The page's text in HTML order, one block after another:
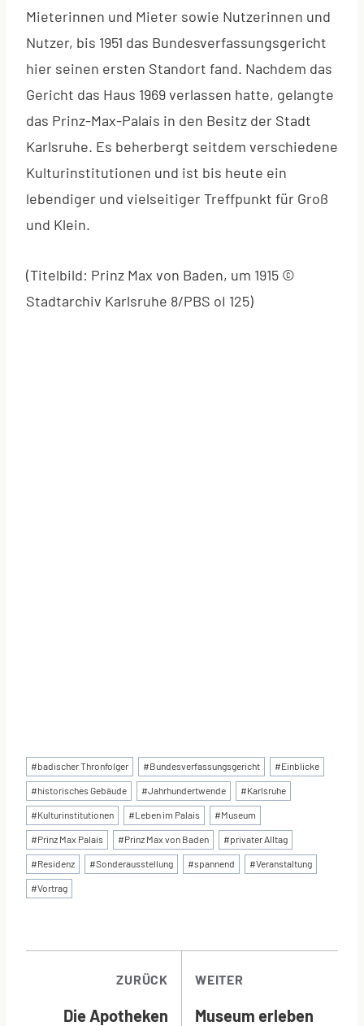
Mieterinnen und Mieter sowie Nutzerinnen und
Nutzer, bis 1951 das Bundesverfassungsgericht
hier seinen ersten Standort fand. Nachdem das
Gericht das Haus 1969 verlassen hatte, gelangte
das Prinz-Max-Palais in den Besitz der Stadt
Karlsruhe. Es beherbergt seitdem verschiedene
Kulturinstitutionen und ist bis heute ein
lebendiger und vielseitiger Treffpunkt für Groß
und Klein.
(Titelbild: Prinz Max von Baden, um 1915 ©
Stadtarchiv Karlsruhe 8/PBS oI 125)
Schlagworte:
#badischer Thronfolger #Bundesverfassungsgericht #Einblicke
#historisches Gebäude #Jahrhundertwende #Karlsruhe
#Kulturinstitutionen #Leben im Palais #Museum
#Prinz Max Palais #Prinz Max von Baden #privater Alltag
#Residenz #Sonderausstellung #spannend #Veranstaltung
#Vortrag
ZURÜCK
Die Apotheken
WEITER
Museum erleben